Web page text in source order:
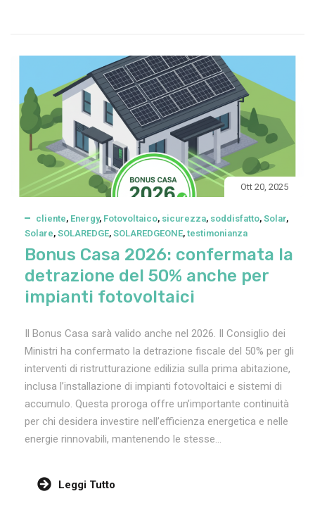
Ott 20, 2025
cliente, Energy, Fotovoltaico, sicurezza, soddisfatto, Solar,
Solare, SOLAREDGE, SOLAREDGEONE, testimonianza
Bonus Casa 2026: confermata la
detrazione del 50% anche per
impianti fotovoltaici
Il Bonus Casa sarà valido anche nel 2026. Il Consiglio dei
Ministri ha confermato la detrazione fiscale del 50% per gli
interventi di ristrutturazione edilizia sulla prima abitazione,
inclusa l’installazione di impianti fotovoltaici e sistemi di
accumulo. Questa proroga offre un’importante continuità
per chi desidera investire nell’efficienza energetica e nelle
energie rinnovabili, mantenendo le stesse...
Leggi Tutto